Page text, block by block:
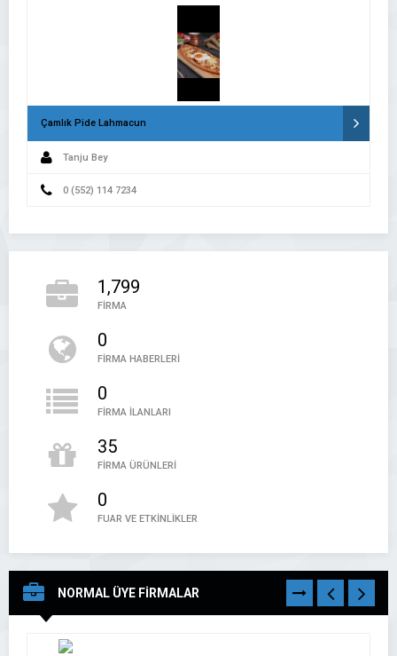
Çamlık Pide Lahmacun
Tanju Bey
0 (552) 114 7234
1,799
FİRMA
0
FİRMA HABERLERİ
0
FİRMA İLANLARI
35
FİRMA ÜRÜNLERİ
0
FUAR VE ETKİNLİKLER
NORMAL ÜYE FİRMALAR TÜMÜNÜ
GÖR